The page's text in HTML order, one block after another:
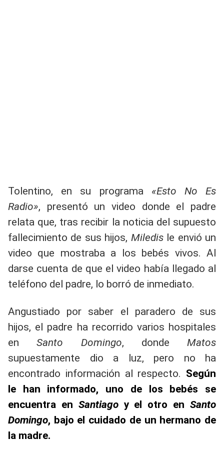
Tolentino, en su programa «Esto No Es
Radio», presentó un video donde el padre
relata que, tras recibir la noticia del supuesto
fallecimiento de sus hijos, Miledisle envió un
video que mostraba a los bebés vivos. Al
darse cuenta de que el video había llegado al
teléfono del padre, lo borró de inmediato.
Angustiado por saber el paradero de sus
hijos, el padre ha recorrido varios hospitales
enSanto Domingo, donde Matos
supuestamente dio a luz, pero no ha
encontrado información al respecto. Según
le han informado, uno de los bebés se
encuentra en Santiagoy el otro enSanto
Domingo, bajo el cuidado de un hermano de
la madre.